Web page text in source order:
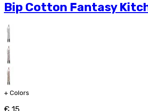
Bip Cotton Fantasy
+ Colors